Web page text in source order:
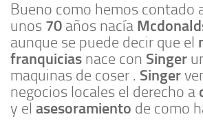
Bueno como hemos contado
unos 70 años nacía
aunque se puede decir que el
franquicias nace con Singer
maquinas de coser . Singer
negocios locales el derecho a
y el asesoramiento de como